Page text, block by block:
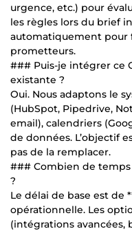
urgence, etc.) pour
les règles lors du brief
automatiquement pour
prometteurs.
### Puis-je intégrer ce
existante ?
Oui. Nous adaptons le
(HubSpot, Pipedrive,
email), calendriers
de données. L’objectif
pas de la remplacer.
### Combien de
?
Le délai de base est de
opérationnelle. Les
(intégrations avancées,